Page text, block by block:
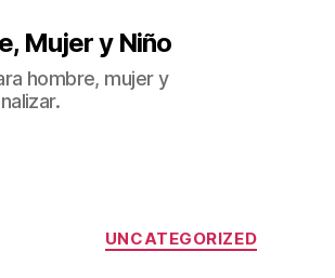
Mujer y Niño
hombre, mujer y
Categorías
UNCATEGORIZED